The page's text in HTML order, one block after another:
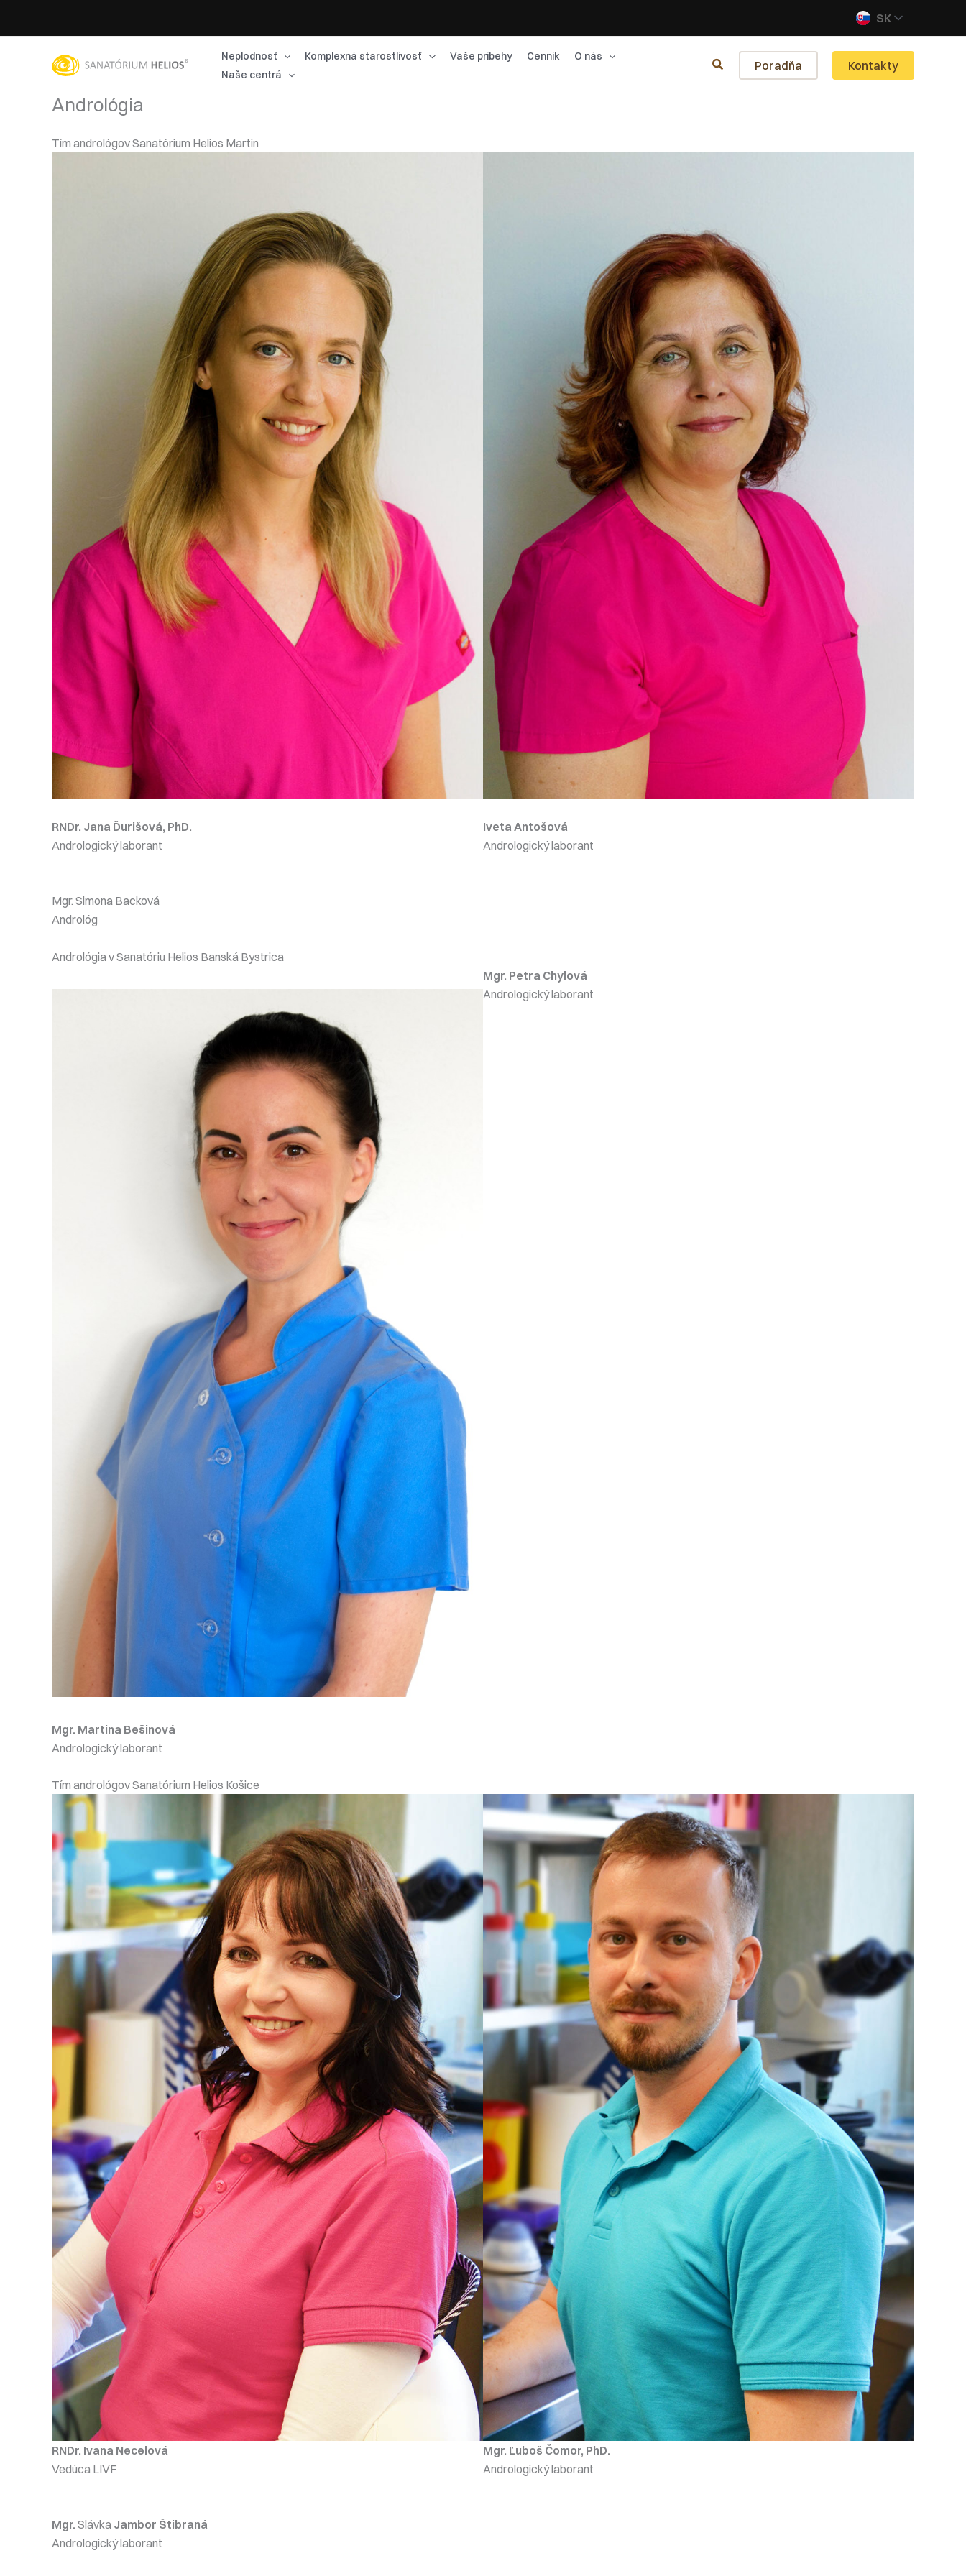
SK
Neplodnosť Komplexná starostlivosť Vaše príbehy Cenník
O nás
Naše centrá
Poradňa Kontakty
Andrológia
Tím andrológov Sanatórium Helios Martin
RNDr. Jana Ďurišová, PhD.
Andrologický laborant
Iveta Antošová
Andrologický laborant
Mgr. Simona Backová
Andrológ
Andrológia v Sanatóriu Helios Banská Bystrica
Mgr. Martina Bešinová
Andrologický laborant
Mgr. Petra Chylová
Andrologický laborant
Tím andrológov Sanatórium Helios Košice
RNDr. Ivana Necelová
Vedúca LIVF
Mgr. Ľuboš Čomor, PhD.
Andrologický laborant
Mgr. Slávka Jambor Štibraná
Andrologický laborant